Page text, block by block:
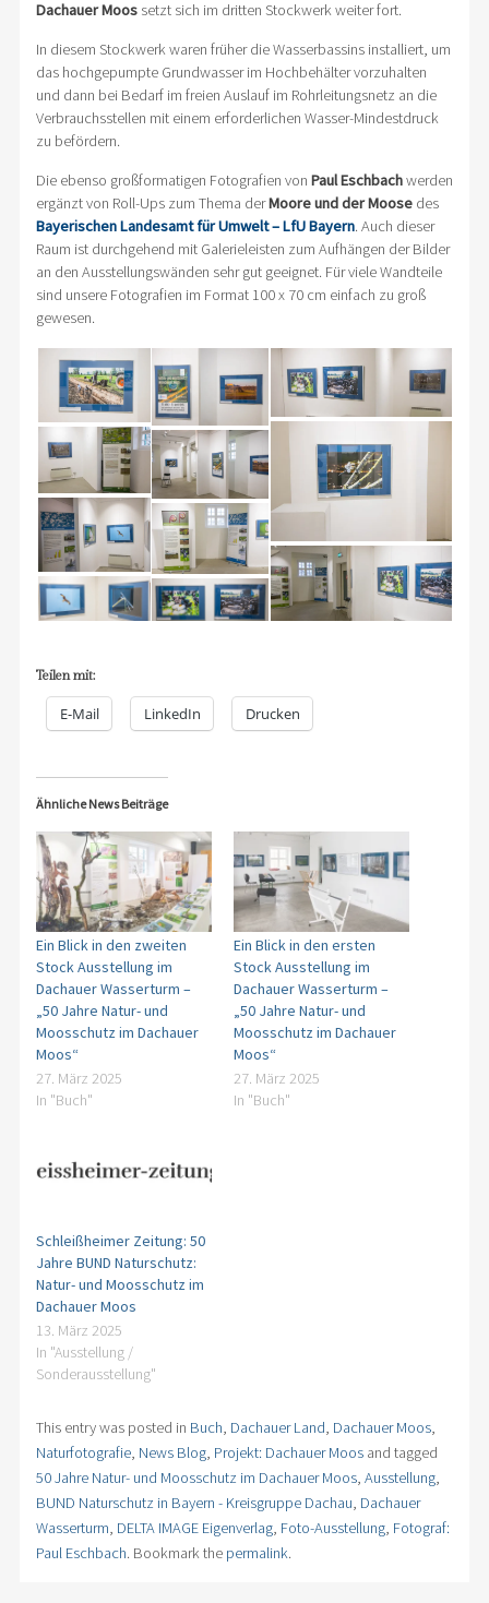
Dachauer Moossetzt sich im dritten Stockwerk weiter fort.
In diesem Stockwerk waren früher die Wasserbassins installiert, um
das hochgepumpte Grundwasser im Hochbehälter vorzuhalten
und dann bei Bedarf im freien Auslauf im Rohrleitungsnetz an die
Verbrauchsstellen mit einem erforderlichen Wasser-Mindestdruck
zu befördern.
Die ebenso großformatigen Fotografien von Paul Eschbachwerden
ergänzt von Roll-Ups zum Thema derMoore und der Moosedes
Bayerischen Landesamt für Umwelt – LfU Bayern. Auch dieser
Raum ist durchgehend mit Galerieleisten zum Aufhängen der Bilder
an den Ausstellungswänden sehr gut geeignet. Für viele Wandteile
sind unsere Fotografien im Format 100 x 70 cm einfach zu groß
gewesen.
Teilen mit:
E-Mail LinkedIn Drucken
Ähnliche News Beiträge
Ein Blick in den zweiten
Stock Ausstellung im
Dachauer Wasserturm –
„50 Jahre Natur- und
Moosschutz im Dachauer
Moos“
27. März 2025
In "Buch"
Ein Blick in den ersten
Stock Ausstellung im
Dachauer Wasserturm –
„50 Jahre Natur- und
Moosschutz im Dachauer
Moos“
27. März 2025
In "Buch"
Schleißheimer Zeitung: 50
Jahre BUND Naturschutz:
Natur- und Moosschutz im
Dachauer Moos
13. März 2025
In "Ausstellung /
Sonderausstellung"
This entry was posted in Buch, Dachauer Land, Dachauer Moos,
Naturfotografie, News Blog, Projekt: Dachauer Moosand tagged
50 Jahre Natur- und Moosschutz im Dachauer Moos, Ausstellung,
BUND Naturschutz in Bayern - Kreisgruppe Dachau, Dachauer
Wasserturm, DELTA IMAGE Eigenverlag, Foto-Ausstellung, Fotograf:
Paul Eschbach. Bookmark the permalink.